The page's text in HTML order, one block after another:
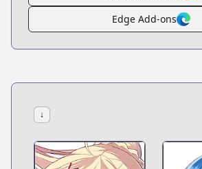
Edge Add-ons
↓